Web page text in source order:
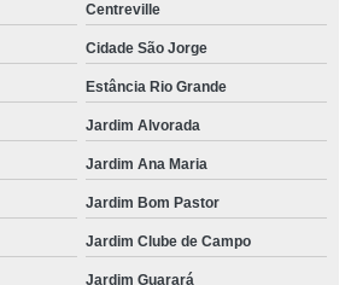
Centreville
Cidade São Jorge
Estância Rio Grande
Jardim Alvorada
Jardim Ana Maria
Jardim Bom Pastor
Jardim Clube de Campo
Jardim Guarará